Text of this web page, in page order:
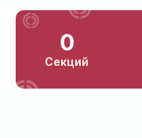
0
Секций